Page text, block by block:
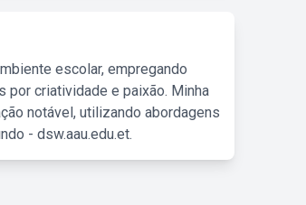
escolar, empregando
criatividade e paixão. Minha
notável, utilizando abordagens
- dsw.aau.edu.et.